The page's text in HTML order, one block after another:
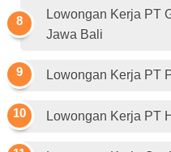
Lowongan Kerja PT
Jawa Bali
Lowongan Kerja PT
Lowongan Kerja PT